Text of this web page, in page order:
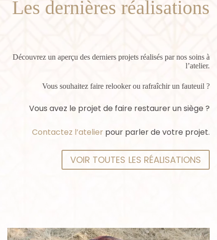
Les dernières réalisations
Découvrez un aperçu des derniers projets réalisés par nos soins à
l’atelier.
Vous souhaitez faire relooker ou rafraîchir un fauteuil ?
Vous avez le projet de faire restaurer un siège ?
Contactez l’atelier pour parler de votre projet.
VOIR TOUTES LES RÉALISATIONS